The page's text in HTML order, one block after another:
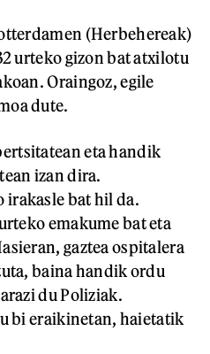
(Herbehereak)
urteko gizon bat atxilotu
Oraingoz, egile
dute.
eta handik
izan dira.
irakasle bat hil da.
emakume bat eta
gaztea ospitalera
baina handik ordu
du Poliziak.
bi eraikinetan, haietatik